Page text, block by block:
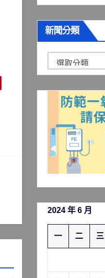
新聞分類
聞
分
2024 年 6 月
一 二 三